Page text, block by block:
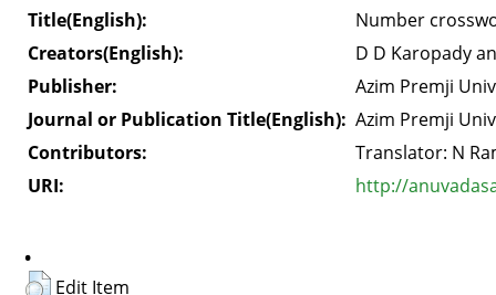
Title(English):
Number
Creators(English):
D D Karopady
Publisher:
Azim Premji
Journal or Publication Title(English): Azim Premji
Contributors:
Translator: N
URI:
http://
.
Edit Item